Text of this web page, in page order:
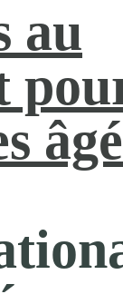
au